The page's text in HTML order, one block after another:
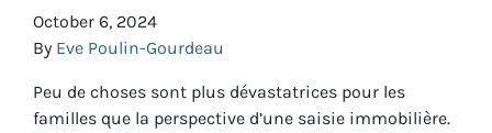
October 6, 2024
By Eve Poulin-Gourdeau
Peu de choses sont plus dévastatrices pour les
familles que la perspective d’une saisie immobilière.